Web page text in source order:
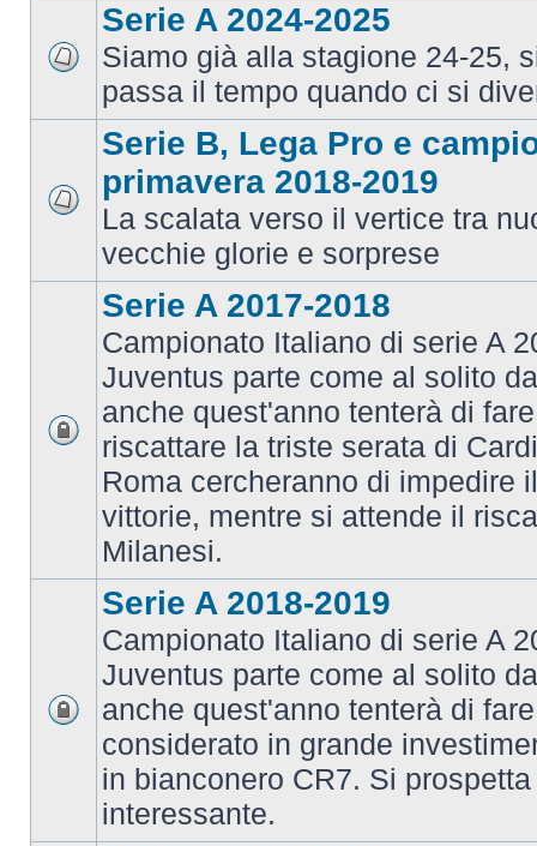
Serie A 2024-2025
Siamo già alla stagione 24-25,
passa il tempo quando ci si
Serie B, Lega Pro e
primavera 2018-2019
La scalata verso il vertice tra
vecchie glorie e sorprese
Serie A 2017-2018
Campionato Italiano di serie A
Juventus parte come al solito
anche quest'anno tenterà di
riscattare la triste serata di
Roma cercheranno di impedire
vittorie, mentre si attende il
Milanesi.
Serie A 2018-2019
Campionato Italiano di serie A
Juventus parte come al solito
anche quest'anno tenterà di
considerato in grande
in bianconero CR7. Si
interessante.